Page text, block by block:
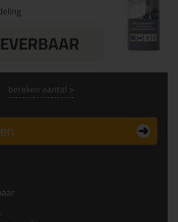
bereken aantal >